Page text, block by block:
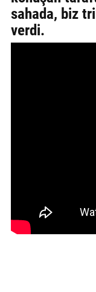
YAZARLAR
sahada, biz
verdi.